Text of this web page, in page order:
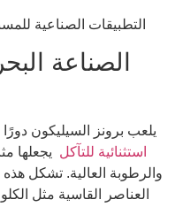
الصناعة
يلعب برونز السيليكون دورًا
استثنائية للتآكل يجعلها
والرطوبة العالية. تشكل
العناصر القاسية مثل